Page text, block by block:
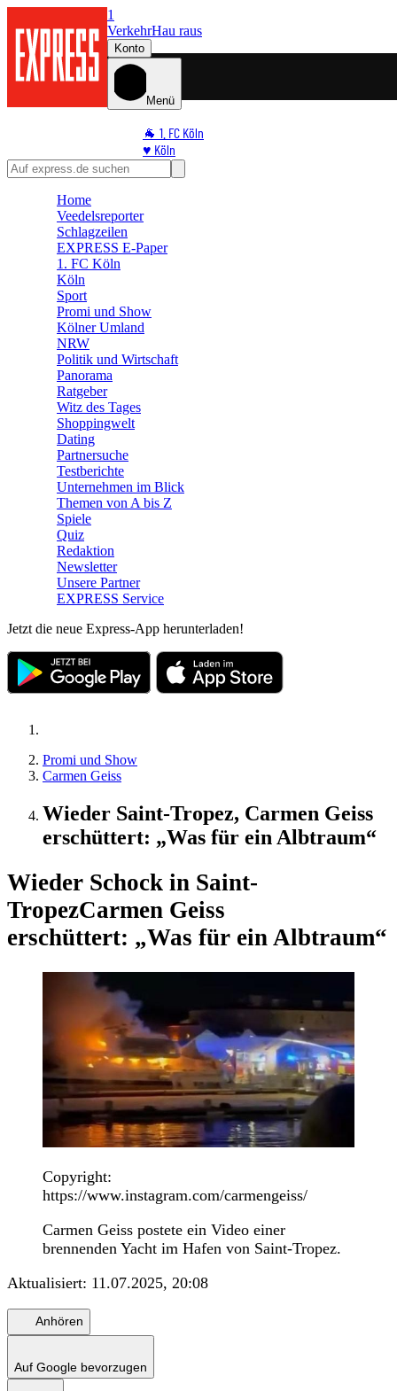
1
VerkehrHau raus
Konto
Menü
🐐 1. FC Köln
♥️ Köln
⭐ Promi
🛒 Shoppingwelt
Home
Veedelsreporter
Schlagzeilen
EXPRESS E-Paper
1. FC Köln
Köln
Sport
Promi und Show
Kölner Umland
NRW
Politik und Wirtschaft
Panorama
Ratgeber
Witz des Tages
Shoppingwelt
Dating
Partnersuche
Testberichte
Unternehmen im Blick
Themen von A bis Z
Spiele
Quiz
Redaktion
Newsletter
Unsere Partner
EXPRESS Service
Jetzt die neue Express-App herunterladen!
Promi und Show
Carmen Geiss
Wieder Saint-Tropez, Carmen Geiss
erschüttert: „Was für ein Albtraum“
Wieder Schock in Saint-
TropezCarmen Geiss
erschüttert: „Was für ein Albtraum“
Copyright:
https://www.instagram.com/carmengeiss/
Carmen Geiss postete ein Video einer
brennenden Yacht im Hafen von Saint-Tropez.
Aktualisiert: 11.07.2025, 20:08
Anhören
Auf Google bevorzugen